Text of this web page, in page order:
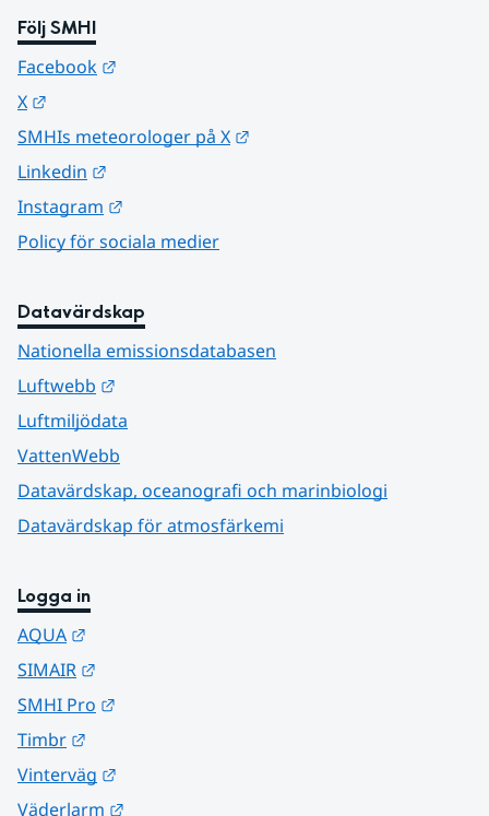
Följ SMHI
Facebook
X
SMHIs meteorologer på X
Linkedin
Instagram
Policy för sociala medier
Datavärdskap
Nationella emissionsdatabasen
Luftwebb
Luftmiljödata
VattenWebb
Datavärdskap, oceanografi och marinbiologi
Datavärdskap för atmosfärkemi
Logga in
AQUA
SIMAIR
SMHI Pro
Timbr
Vinterväg
Väderlarm